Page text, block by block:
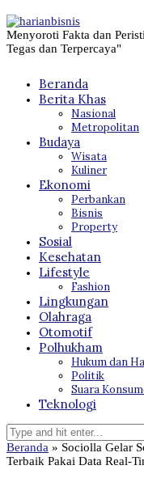
Menyoroti Fakta dan
Tegas dan Terpercaya"
Beranda
Berita Khas
Nasional
Metropolitan
Budaya
Wisata
Kuliner
Ekonomi
Perbankan
Bisnis
Property
Sosial
Kesehatan
Lifestyle
Fashion
Lingkungan
Olahraga
Otomotif
Polhukham
Hukum dan
Politik
Suara
Teknologi
Beranda » Sociolla Gelar
Terbaik Pakai Data Real-